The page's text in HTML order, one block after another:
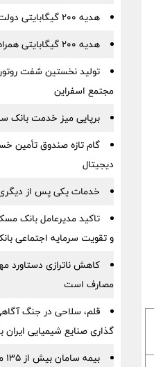
هدیه ۲۰۰ گیگابایتی دولت برای خبرنگاران ایرانسلی
هدیه ۲۰۰ گیگابایتی همراه اول برای خبرنگاران فعال شد
مجتمع اسفراین
برپایی میز خدمت بانک
گام تازه صندوق تأمین
دیجیتال
خدمات یکی پس از
تاکید مدیرعامل بانک
و تقویت سرمایه اجتماعی
کاهش ناترازی دستاورد
مصارف است
قلم، سلاحی در جنگ
گذاری صنایع شیمیایی ایران